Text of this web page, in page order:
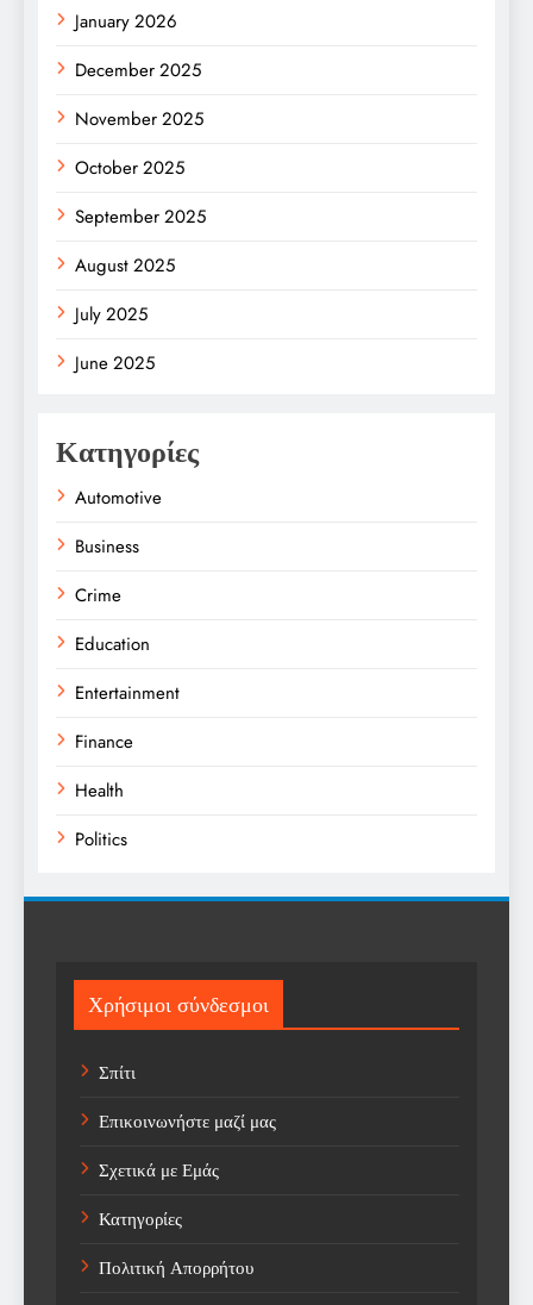
January 2026
December 2025
November 2025
October 2025
September 2025
August 2025
July 2025
June 2025
Κατηγορίες
Automotive
Business
Crime
Education
Entertainment
Finance
Health
Politics
Sport
Sports
Technology
Trending
Weather
Αγορά
Αγορά Εργασίας
Χρήσιμοι σύνδεσμοι
Σπίτι
Επικοινωνήστε μαζί μας
Σχετικά με Εμάς
Κατηγορίες
Πολιτική Απορρήτου